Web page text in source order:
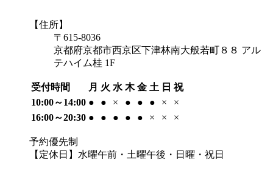
【住所】
〒615-8036
京都府京都市西京区下津林南大般若町８８ アル
テハイム桂 1F
受付時間 月 火 水 木 金 土 日 祝
10:00～14:00 ● ● × ● ● ● ×
×
16:00～20:30 ● ● ● ● ● × × ×
予約優先制
【定休日】水曜午前・土曜午後・日曜・祝日